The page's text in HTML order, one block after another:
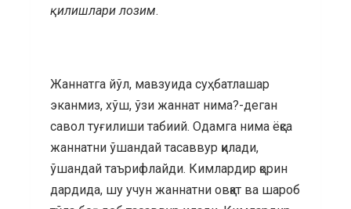
қилишлари лозим.
Жаннатга йўл, мавзуида суҳбатлашар
эканмиз, хўш, ўзи жаннат нима?-деган
савол туғилиши табиий. Одамга нима ёқса
жаннатни ўшандай тасаввур қилади,
ўшандай таърифлайди. Кимлардир қорин
дардида, шу учун жаннатни овқат ва шароб